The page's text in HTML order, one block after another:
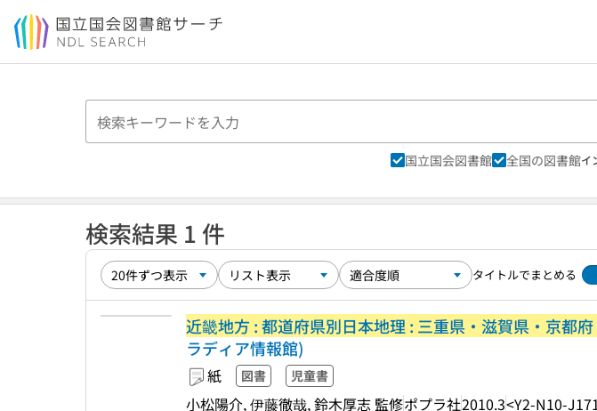
本文へ移動
国立国会図書館 全国の図書館イ
検索結果 1 件
タイトルでまとめる
近畿地方 : 都道府県別日本地理 : 三重県・滋賀県・京都
ラディア情報館)
紙 図書 児童書
小松陽介, 伊藤徹哉, 鈴木厚志 監修ポプラ社2010.3<Y2-N10-